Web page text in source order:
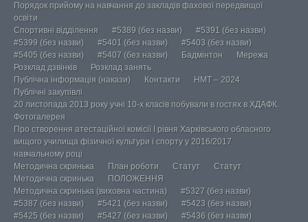
Порядок прийому на навчання до закладів фахової передвищої
освіти
Спортивні відділення
#5389 (без назви)
#5391 (без назви)
#5399 (без назви)
#5401 (без назви)
#5403 (без назви)
#5405 (без назви)
#5407 (без назви) Бадмінтон
Мережа
Розклад дзвінків
Розклад занять
Публічна інформація (накази)
Контакти
НМТ – 2024
Публічні закупівлі
20 листопада 2013 року учні 10-х класів побували в гостях в ХДАФК.
Фотогалерея
Про створення атестаційної комісії І рівня Харківського обласного
вищого училища фізичної культури і спорту у 2016/2017
навчальному році
Методична скринька
План роботи Статут
Статут
Методична скринька
ПОЛОЖЕННЯ
Методична скринька (виховна частина)
#5327 (без назви)
#5387 (без назви)
#5421 (без назви)
#5423 (без назви)
#5425 (без назви)
#5427 (без назви)
#5436 (без назви)